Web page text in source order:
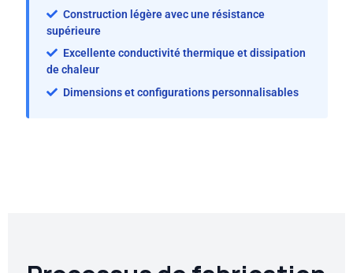
Construction légère avec une résistance
supérieure
Excellente conductivité thermique et dissipation
de chaleur
Dimensions et configurations personnalisables